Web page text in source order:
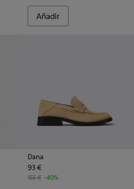
Añadir
negros de piel para mujer
004 - Mocasines negros de piel
Dana
93 €
155 € -40%